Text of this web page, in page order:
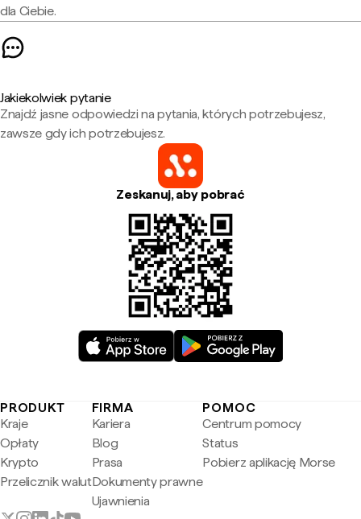
dla Ciebie.
Jakiekolwiek pytanie
Znajdź jasne odpowiedzi na pytania, których potrzebujesz,
zawsze gdy ich potrzebujesz.
Zeskanuj, aby pobrać
PRODUKT
Kraje
Opłaty
Krypto
Przelicznik walut
FIRMA
Kariera
Blog
Prasa
Dokumenty prawne
Ujawnienia
POMOC
Centrum pomocy
Status
Pobierz aplikację Morse